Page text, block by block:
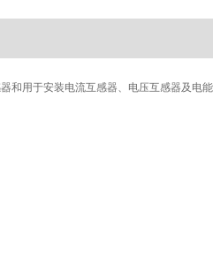
和用于安装电流互感器、电压互感器及电